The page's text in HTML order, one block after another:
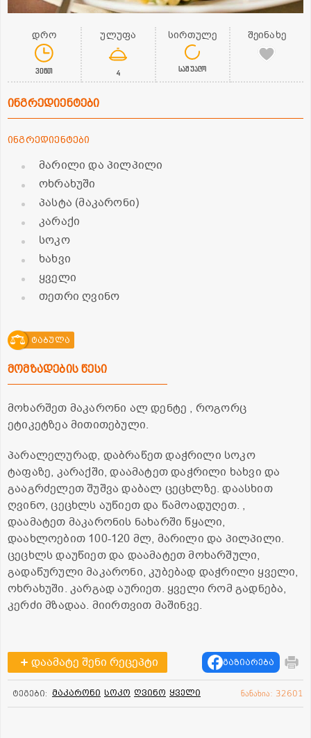
დრო
30წთ
ულუფა
4
სირთულე
საშუალო
შეინახე
ინგრედიენტები
ინგრედიენტები
მარილი და პილპილი
ოხრახუში
პასტა (მაკარონი)
კარაქი
სოკო
ხახვი
ყველი
თეთრი ღვინო
ტაბულა
მომზადების წესი
მოხარშეთ მაკარონი ალ დენტე , როგორც
ეტიკეტზეა მითითებული.
პარალელურად, დაბრაწეთ დაჭრილი სოკო
ტაფაზე, კარაქში, დაამატეთ დაჭრილი ხახვი და
გააგრძელეთ შუშვა დაბალ ცეცხლზე. დაასხით
ღვინო, ცეცხლს აუწიეთ და წამოადუღეთ. ,
დაამატეთ მაკარონის ნახარში წყალი,
დაახლოებით 100-120 მლ, მარილი და პილპილი.
ცეცხლს დაუწიეთ და დაამატეთ მოხარშული,
გადაწურული მაკარონი, კუბებად დაჭრილი ყველი,
ოხრახუში. კარგად აურიეთ. ყველი რომ გადნება,
კერძი მზადაა. მიირთვით მაშინვე.
დაამატე შენი რეცეპტი გაზიარება
ტეგები: მაკარონი სოკო ღვინო ყველი ნანახია: 32601